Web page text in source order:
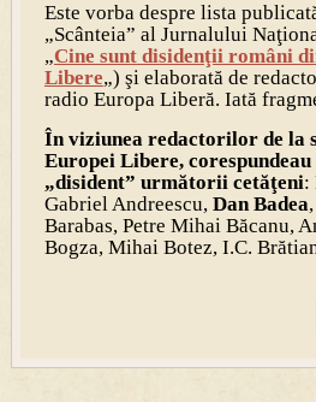
Este vorba despre lista
„Scânteia” al Jurnalului
„Cine sunt disidenţii români
Libere„) şi elaborată de
radio Europa Liberă. Iată
În viziunea redactorilor de la
Europei Libere,
„disident” următorii ce­tă­ţeni:
Gabriel Andreescu, Dan Badea
Barabas, Petre Mihai Băcanu,
Bogza, Mihai Botez, I.C.